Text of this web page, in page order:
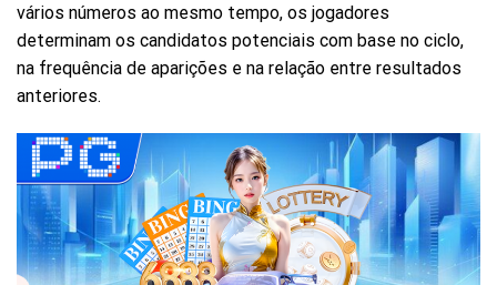
vários números ao mesmo tempo, os jogadores
determinam os candidatos potenciais com base no ciclo,
na frequência de aparições e na relação entre resultados
anteriores.